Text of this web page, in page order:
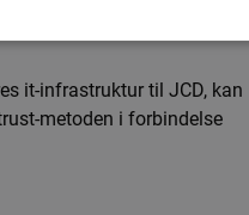
model?
it-infrastruktur til JCD, kan
metoden i forbindelse